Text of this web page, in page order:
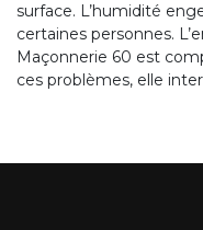
surface. L’humidité
certaines personnes.
Maçonnerie 60 est
ces problèmes, elle